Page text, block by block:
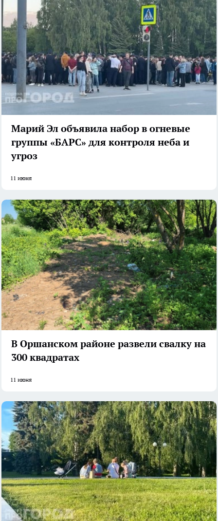
Марий Эл объявила набор в огневые
группы «БАРС» для контроля неба и
угроз
11 июня
В Оршанском районе развели свалку на
300 квадратах
11 июня